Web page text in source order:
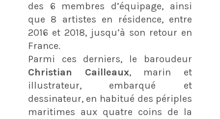
des 6 membres d’équipage, ainsi
que 8 artistes en résidence, entre
2016 et 2018, jusqu’à son retour en
France.
Parmi ces derniers, le baroudeur
Christian Cailleaux, marin et
illustrateur, embarqué et
dessinateur, en habitué des périples
maritimes aux quatre coins de la